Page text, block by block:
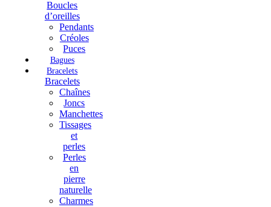
Boucles
d’oreilles
Pendants
Créoles
Puces
Bagues
Bracelets
Bracelets
Chaînes
Joncs
Manchettes
Tissages
et
perles
Perles
en
pierre
naturelle
Charmes